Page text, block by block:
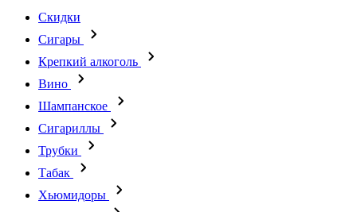
Скидки
Сигары
Крепкий алкоголь
Вино
Шампанское
Сигариллы
Трубки
Табак
Хьюмидоры